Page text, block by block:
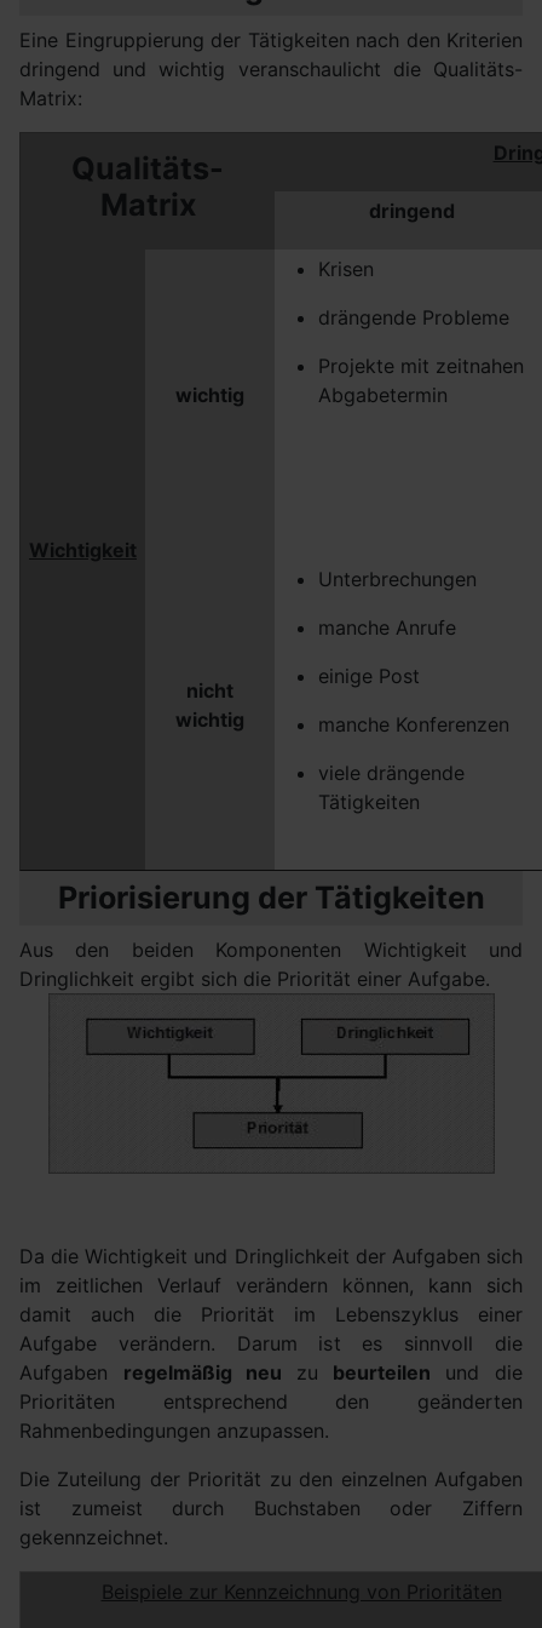
Eine Eingruppierung der Tätigkeiten nach den Kriterien
dringend und wichtig veranschaulicht die Qualitäts-
Matrix:
Qualitäts-
Matrix
dringend
Wichtigkeit
wichtig
Krisen
drängende Probleme
Projekte mit zeitnahen
Abgabetermin
nicht
wichtig
Unterbrechungen
manche Anrufe
einige Post
manche Konferenzen
viele drängende
Tätigkeiten
Priorisierung der Tätigkeiten
Aus den beiden Komponenten Wichtigkeit und
Dringlichkeit ergibt sich die Priorität einer Aufgabe.
Da die Wichtigkeit und Dringlichkeit der Aufgaben sich
im zeitlichen Verlauf verändern können, kann sich
damit auch die Priorität im Lebenszyklus einer
Aufgabe verändern. Darum ist es sinnvoll die
Aufgaben regelmäßig neu zu beurteilen und die
Prioritäten entsprechend den geänderten
Rahmenbedingungen anzupassen.
Die Zuteilung der Priorität zu den einzelnen Aufgaben
ist zumeist durch Buchstaben oder Ziffern
gekennzeichnet.
Beispiele zur Kennzeichnung von Prioritäten